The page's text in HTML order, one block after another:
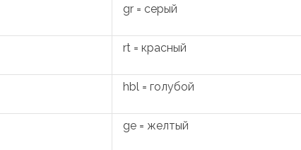
gr = серый
rt = красный
hbl = голубой
ge = желтый